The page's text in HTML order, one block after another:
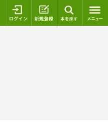
ログイン 新規登録